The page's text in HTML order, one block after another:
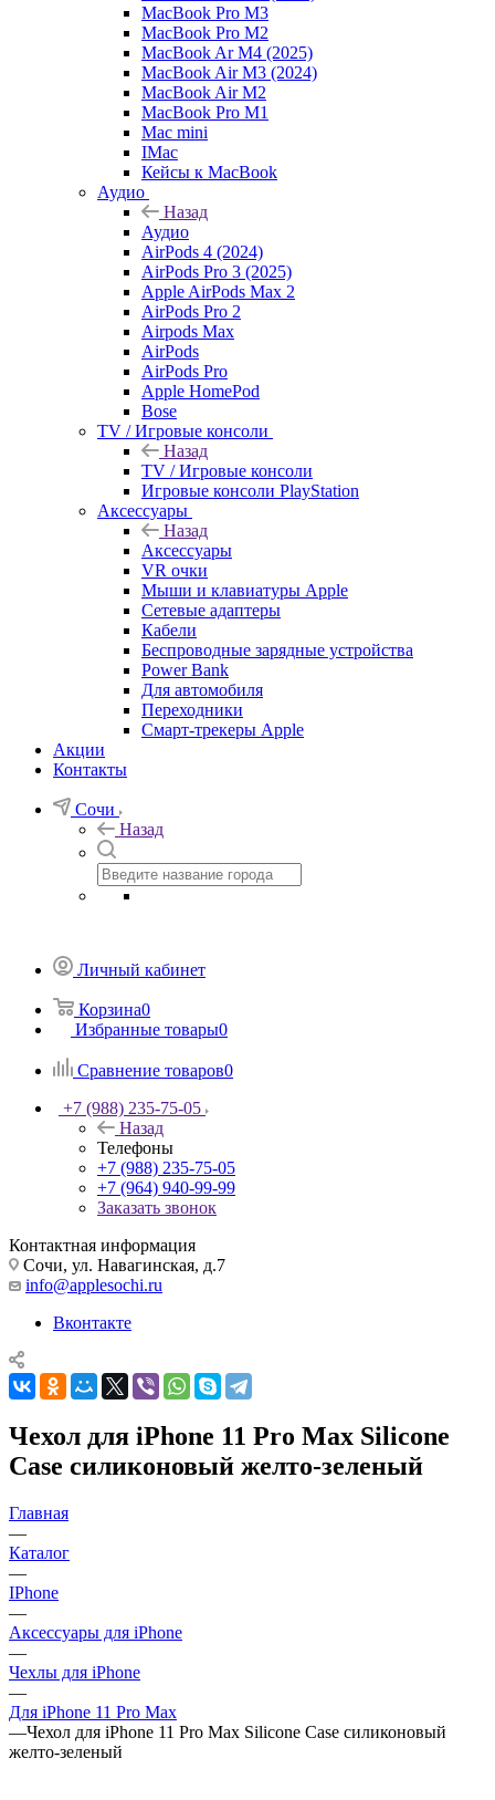
MacBook Pro M3
MacBook Pro M2
MacBook Ar M4 (2025)
MacBook Air M3 (2024)
MacBook Air M2
MacBook Pro M1
Mac mini
IMac
Кейсы к MacBook
Аудио
Назад
Аудио
AirPods 4 (2024)
AirPods Pro 3 (2025)
Apple AirPods Max 2
AirPods Pro 2
Airpods Max
AirPods
AirPods Pro
Apple HomePod
Bose
TV / Игровые консоли
Назад
TV / Игровые консоли
Игровые консоли PlayStation
Аксессуары
Назад
Аксессуары
VR очки
Мыши и клавиатуры Apple
Сетевые адаптеры
Кабели
Беспроводные зарядные устройства
Power Bank
Для автомобиля
Переходники
Смарт-трекеры Apple
Акции
Контакты
Сочи
Назад
Личный кабинет
Корзина0
Избранные товары0
Сравнение товаров0
+7 (988) 235-75-05
Назад
Телефоны
+7 (988) 235-75-05
+7 (964) 940-99-99
Заказать звонок
Контактная информация
Сочи, ул. Навагинская, д.7
info@applesochi.ru
Вконтакте
Чехол для iPhone 11 Pro Max Silicone
Case силиконовый желто-зеленый
Главная
—
Каталог
—
IPhone
—
Аксессуары для iPhone
—
Чехлы для iPhone
—
Для iPhone 11 Pro Max
—Чехол для iPhone 11 Pro Max Silicone Case силиконовый
желто-зеленый